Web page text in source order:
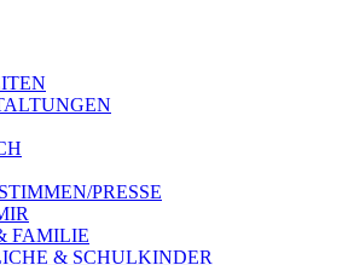
PRESSE
FAMILIE
& SCHULKINDER